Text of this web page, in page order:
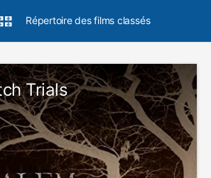
Répertoire des films classés
Trials